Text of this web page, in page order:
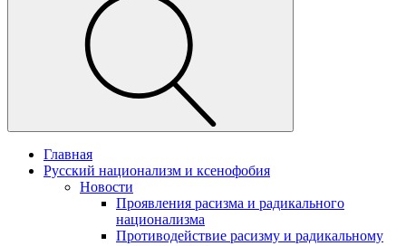
Главная
Русский национализм и ксенофобия
Новости
Проявления расизма и радикального
национализма
Противодействие расизму и радикальному